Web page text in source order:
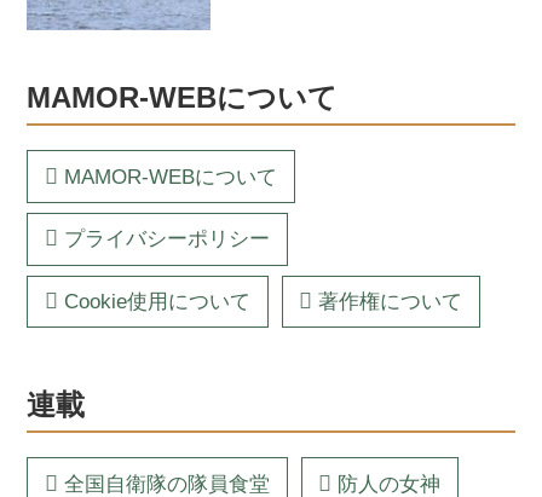
MAMOR-WEBについて
MAMOR-WEBについて
プライバシーポリシー
Cookie使用について 著作権について
連載
全国自衛隊の隊員食堂 防人の女神